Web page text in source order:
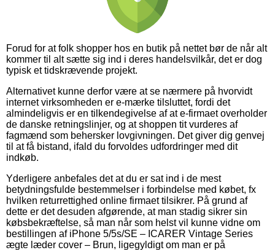
Forud for at folk shopper hos en butik på nettet bør de når alt
kommer til alt sætte sig ind i deres handelsvilkår, det er dog
typisk et tidskrævende projekt.
Alternativet kunne derfor være at se nærmere på hvorvidt
internet virksomheden er e-mærke tilsluttet, fordi det
almindeligvis er en tilkendegivelse af at e-firmaet overholder
de danske retningslinjer, og at shoppen tit vurderes af
fagmænd som behersker lovgivningen. Det giver dig genvej
til at få bistand, ifald du forvoldes udfordringer med dit
indkøb.
Yderligere anbefales det at du er sat ind i de mest
betydningsfulde bestemmelser i forbindelse med købet, fx
hvilken returrettighed online firmaet tilsikrer. På grund af
dette er det desuden afgørende, at man stadig sikrer sin
købsbekræftelse, så man når som helst vil kunne vidne om
bestillingen af iPhone 5/5s/SE – ICARER Vintage Series
ægte læder cover – Brun, ligegyldigt om man er på